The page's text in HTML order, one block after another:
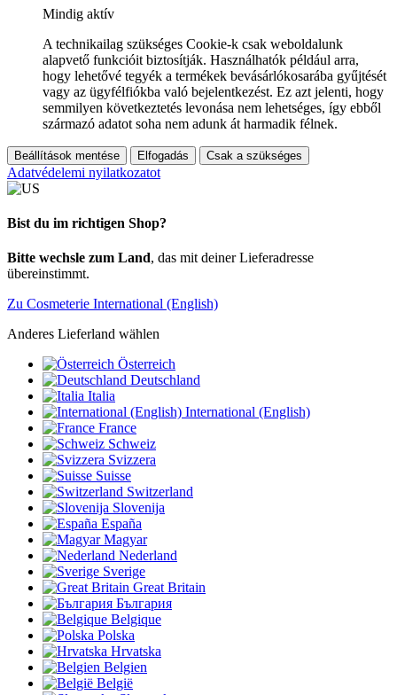
Mindig aktív
A technikailag szükséges Cookie-k csak weboldalunk
alapvető funkcióit biztosítják. Használhatók például arra,
hogy lehetővé tegyék a termékek bevásárlókosarába gyűjtését
vagy az ügyfélfiókba való bejelentkezést. Ez azt jelenti, hogy
semmilyen következtetés levonása nem lehetséges, így ebből
származó adatot soha nem adunk át harmadik félnek.
Beállítások mentése Elfogadás Csak a szükséges
Adatvédelemi nyilatkozatot
Bist du im richtigen Shop?
Bitte wechsle zum Land, das mit deiner Lieferadresse
übereinstimmt.
Zu Cosmeterie International (English)
Anderes Lieferland wählen
Österreich
Deutschland
Italia
International (English)
France
Schweiz
Svizzera
Suisse
Switzerland
Slovenija
España
Magyar
Nederland
Sverige
Great Britain
България
Belgique
Polska
Hrvatska
Belgien
België